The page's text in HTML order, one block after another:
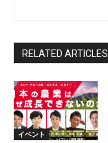
RELATED ARTICLES
イベント